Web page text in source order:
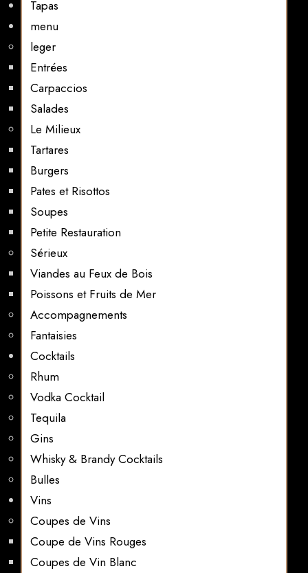
Tapas
menu
leger
Entrées
Carpaccios
Salades
Le Milieux
Tartares
Burgers
Pates et Risottos
Soupes
Petite Restauration
Sérieux
Viandes au Feux de Bois
Poissons et Fruits de Mer
Accompagnements
Fantaisies
Cocktails
Rhum
Vodka Cocktail
Tequila
Gins
Whisky & Brandy Cocktails
Bulles
Vins
Coupes de Vins
Coupe de Vins Rouges
Coupes de Vin Blanc